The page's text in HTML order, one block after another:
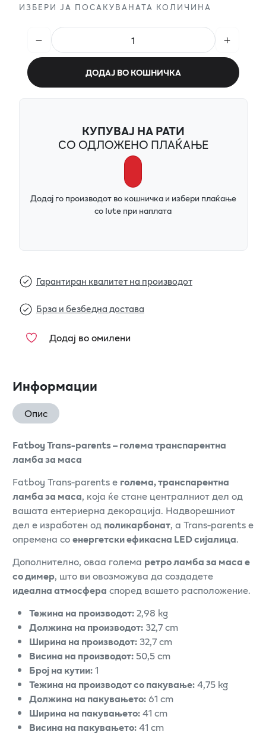
ИЗБЕРИ ЈА ПОСАКУВАНАТА КОЛИЧИНА
ДОДАЈ ВО КОШНИЧКА
КУПУВАЈ НА РАТИ
СО ОДЛОЖЕНО ПЛАЌАЊЕ
Додај го производот во кошничка и избери плаќање
со Iute при наплата
Гарантиран квалитет на производот
Брза и безбедна достава
Додај во омилени
Информации
Опис
Fatboy Trans-parents – голема транспарентна
ламба за маса
Fatboy Trans-parents е голема, транспарентна
ламба за маса, која ќе стане централниот дел од
вашата ентериерна декорација. Надворешниот
дел е изработен од поликарбонат, а Trans-parents е
опремена соенергетски ефикасна LED сијалица.
Дополнително, оваа голема ретро ламба за маса е
со димер, што ви овозможува да создадете
идеална атмосфера според вашето расположение.
Тежина на производот:2,98 kg
Должина на производот:32,7 cm
Ширина на производот:32,7 cm
Висина на производот:50,5 cm
Број на кутии:1
Тежина на производот со пакување:4,75 kg
Должина на пакувањето:61 cm
Ширина на пакувањето:41 cm
Висина на пакувањето:41 cm